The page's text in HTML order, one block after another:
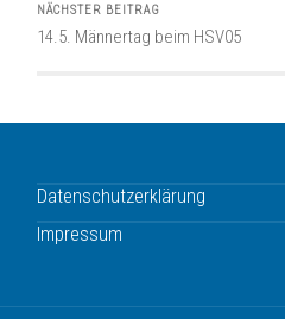
NÄCHSTER BEITRAG
14.5. Männertag beim HSV05
Datenschutzerklärung
Impressum